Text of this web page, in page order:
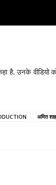
है. उनके वीडियो
अमित शाह